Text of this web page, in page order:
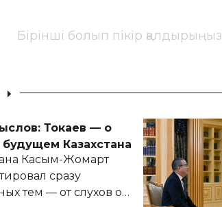
Бірінші болып пікір қалдырыңыз
Токаев — о
будущем Казахстана
Касым-Жомарт
сразу
тем — от слухов о